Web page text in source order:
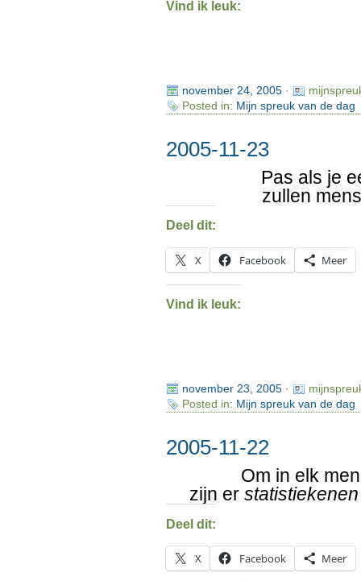
Vind ik leuk:
november 24, 2005·
Posted in: Mijn spreuk van de dag
2005-11-23
Pas als je
zullen
Deel dit:
X Facebook Meer
Vind ik leuk:
november 23, 2005·
Posted in: Mijn spreuk van de dag
2005-11-22
Om in elk
zijn er statistiekenen
Deel dit:
X Facebook Meer